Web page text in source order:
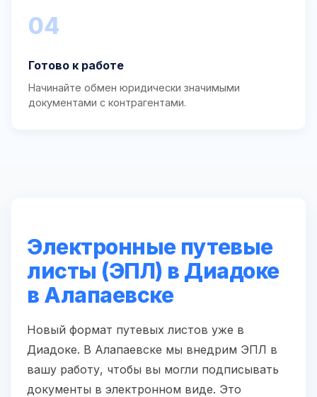
04
Готово к работе
Начинайте обмен юридически значимыми
документами с контрагентами.
Электронные путевые
листы (ЭПЛ) в Диадоке
в Алапаевске
Новый формат путевых листов уже в
Диадоке. В Алапаевске мы внедрим ЭПЛ в
вашу работу, чтобы вы могли подписывать
документы в электронном виде. Это